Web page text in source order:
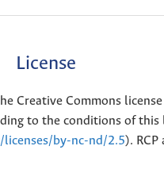
License
Creative Commons
to the conditions of this
by-nc-nd/2.5).